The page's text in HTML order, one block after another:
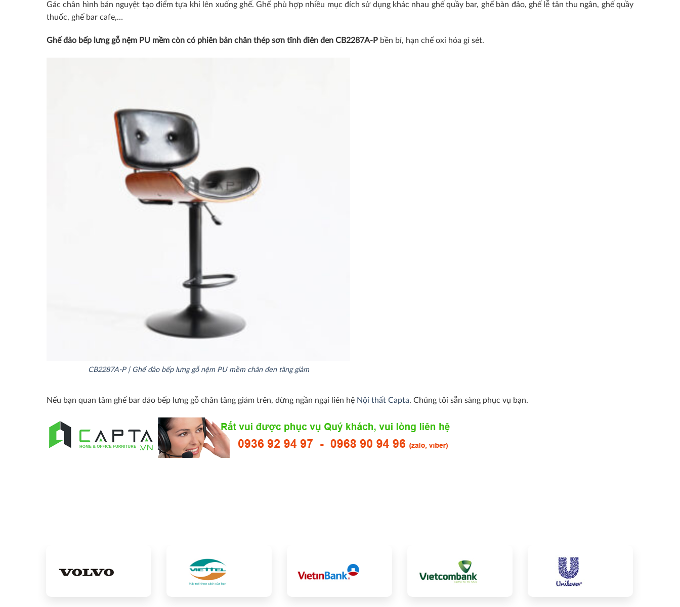
Gác chân hình bán nguyệt tạo điểm tựa khi lên xuống ghế. Ghế phù hợp nhiều mục đích sử dụng khác nhau ghế quầy bar, ghế bàn đảo, ghế lễ tân thu ngân, ghế quầy
thuốc, ghế bar cafe,…
Ghế đảo bếp lưng gỗ nệm PU mềm còn có phiên bản chân thép sơn tĩnh điên đen CB2287A-P bền bỉ, hạn chế oxi hóa gỉ sét.
CB2287A-P | Ghế đảo bếp lưng gỗ nệm PU mềm chân đen tăng giảm
Nếu bạn quan tâm ghế bar đảo bếp lưng gỗ chân tăng giảm trên, đừng ngần ngại liên hệ Nội thất Capta. Chúng tôi sẵn sàng phục vụ bạn.